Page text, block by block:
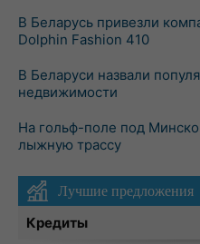
В Беларусь привезли
Dolphin Fashion 410
В Беларуси назвали
недвижимости
На гольф-поле под
лыжную трассу
Лучшие предложения
Кредиты